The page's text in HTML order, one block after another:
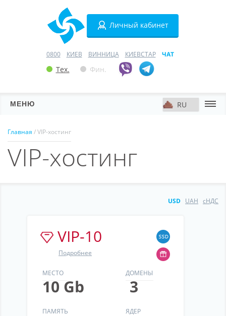
Личный кабинет
0800 КИЕВ ВИННИЦА КИЕВСТАР ЧАТ
Тех. Фин.
МЕНЮ
Домены
Партнерство
Поддержка
О компании
Главная / VIP-хостинг
VIP-хостинг
USD UAH сНДС
Подробнее
VIP-10
МЕСТО
10 Gb
ДОМЕНЫ
3
ПАМЯТЬ ЯДЕР